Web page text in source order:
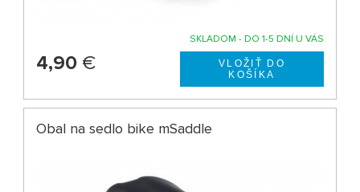
SKLADOM - DO 1-5 DNÍ U VÁS
4,90 €
Obal na sedlo bike mSaddle